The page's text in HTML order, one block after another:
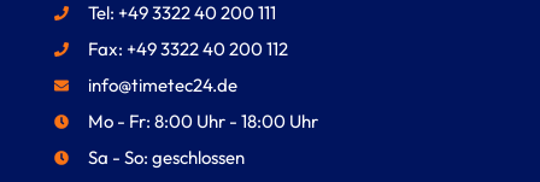
Tel: +49 3322 40 200 111
Fax: +49 3322 40 200 112
info@timetec24.de
Mo - Fr: 8:00 Uhr - 18:00 Uhr
Sa - So: geschlossen